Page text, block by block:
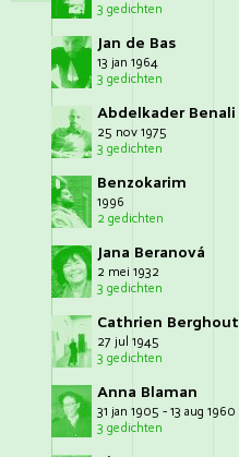
3 gedichten
Jan de Bas
13 jan 1964
3 gedichten
Abdelkader Benali
25 nov 1975
3 gedichten
Benzokarim
1996
2 gedichten
Jana Beranová
2 mei 1932
3 gedichten
Cathrien Berghout
27 jul 1945
3 gedichten
Anna Blaman
31 jan 1905 - 13 aug 1960
3 gedichten